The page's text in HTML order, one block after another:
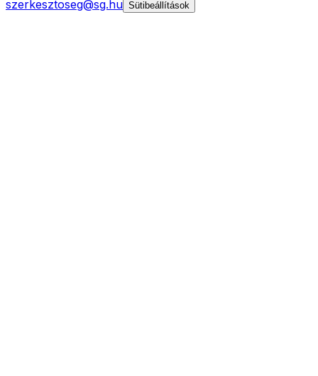
szerkesztoseg@sg.hu Sütibeállítások